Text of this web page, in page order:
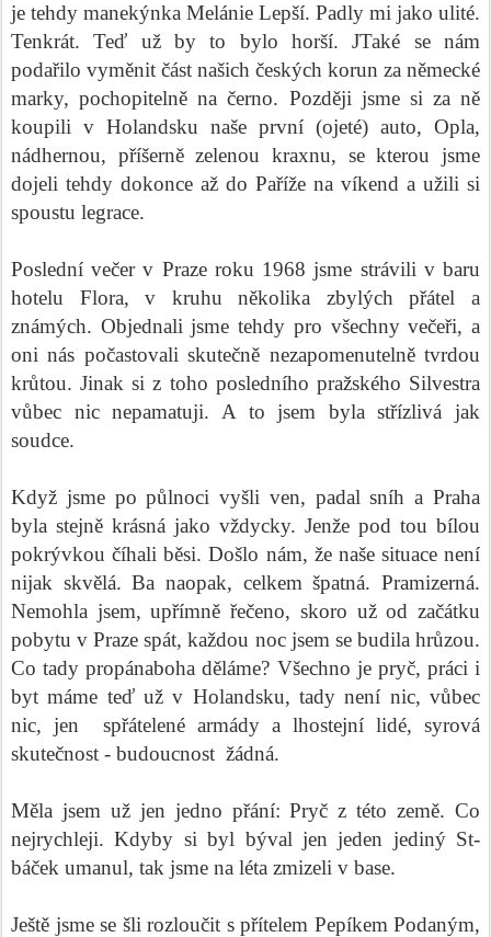
je tehdy manekýnka Melánie Lepší. Padly mi jako ulité.
Tenkrát. Teď už by to bylo horší.JTaké se nám
podařilo vyměnit část našich českých korun za německé
marky, pochopitelně na černo. Později jsme si za ně
koupili v Holandsku naše první (ojeté) auto, Opla,
nádhernou, příšerně zelenou kraxnu, se kterou jsme
dojeli tehdy dokonce až do Paříže na víkend a užili si
spoustu legrace.
Poslední večer v Praze roku 1968 jsme strávili v baru
hotelu Flora, v kruhu několika zbylých přátel a
známých. Objednali jsme tehdy pro všechny večeři, a
oni nás počastovali skutečně nezapomenutelně tvrdou
krůtou. Jinak si z toho posledního pražského Silvestra
vůbec nic nepamatuji. A to jsem byla střízlivá jak
soudce.
Když jsme po půlnoci vyšli ven, padal sníh a Praha
byla stejně krásná jako vždycky. Jenže pod tou bílou
pokrývkou číhali běsi. Došlo nám, že naše situace není
nijak skvělá. Ba naopak, celkem špatná. Pramizerná.
Nemohla jsem, upřímně řečeno, skoro už od začátku
pobytu v Praze spát, každou noc jsem se budila hrůzou.
Co tady propánaboha děláme? Všechno je pryč, práci i
byt máme teď už v Holandsku, tady není nic, vůbec
nic, jen
spřátelené armády a lhostejní lidé, syrová
skutečnost - budoucnost žádná.
Měla jsem už jen jedno přání: Pryč z této země. Co
nejrychleji. Kdyby si byl býval jen jeden jediný St-
báček umanul, tak jsme na léta zmizeli v base.
Ještě jsme se šli rozloučit s přítelem Pepíkem Podaným,